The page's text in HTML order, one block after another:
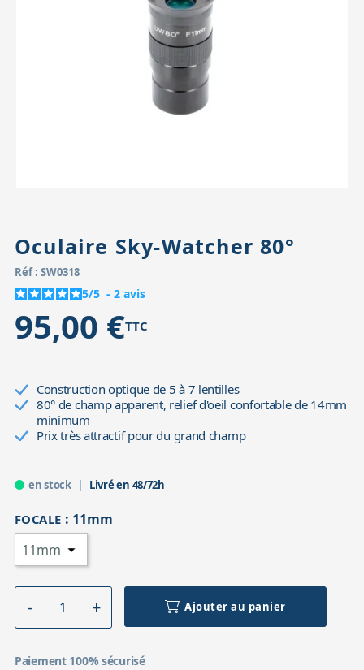
Accessoires pour montures
Oculaire Sky-Watcher 80°
Réf : SW0318
5/5 - 2 avis
95,00 €TTC
Construction optique de 5 à 7 lentilles
80° de champ apparent, relief d'oeil confortable de 14mm
minimum
Prix très attractif pour du grand champ
en stock Livré en 48/72h
FOCALE : 11mm
Ajouter au panier
Paiement 100% sécurisé